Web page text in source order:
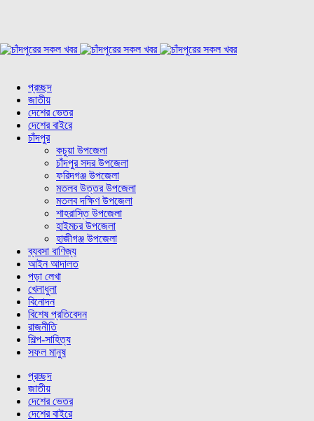
প্রচ্ছদ
জাতীয়
দেশের ভেতর
দেশের বাইরে
চাঁদপুর
কচুয়া উপজেলা
চাঁদপুর সদর উপজেলা
ফরিদগঞ্জ উপজেলা
মতলব উত্তর উপজেলা
মতলব দক্ষিণ উপজেলা
শাহরাস্তি উপজেলা
হাইমচর উপজেলা
হাজীগঞ্জ উপজেলা
ব্যবসা বাণিজ্য
আইন আদালত
পড়া লেখা
খেলাধুলা
বিনোদন
বিশেষ প্রতিবেদন
রাজনীতি
শিল্প-সাহিত্য
সফল মানুষ
প্রচ্ছদ
জাতীয়
দেশের ভেতর
দেশের বাইরে